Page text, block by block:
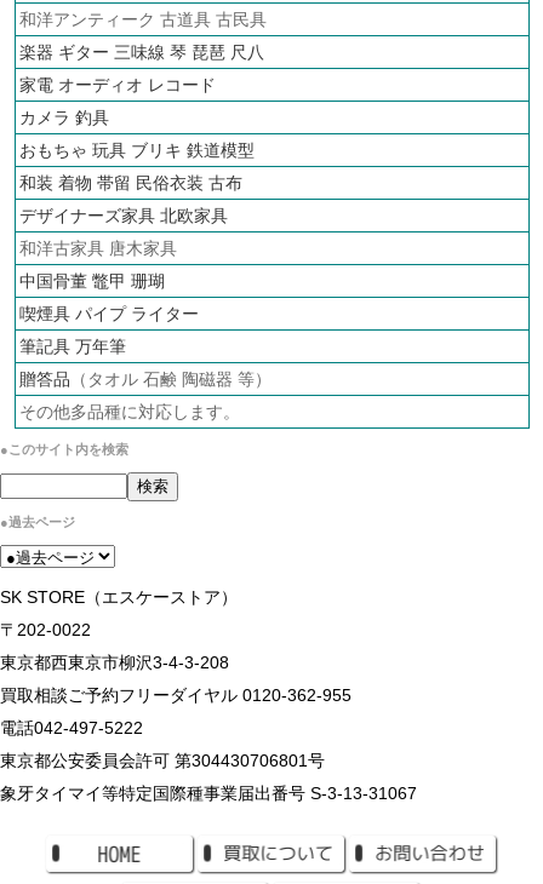
和洋アンティーク 古道具 古民具
楽器 ギター 三味線 琴 琵琶 尺八
家電 オーディオ レコード
カメラ 釣具
おもちゃ 玩具 ブリキ 鉄道模型
和装 着物 帯留 民俗衣装 古布
デザイナーズ家具 北欧家具
和洋古家具 唐木家具
中国骨董 鼈甲 珊瑚
喫煙具 パイプ ライター
筆記具 万年筆
贈答品 （タオル 石鹸 陶磁器 等）
その他多品種に対応します。
●このサイト内を検索
●過去ページ
SK STORE（エスケーストア）
〒202-0022
東京都西東京市柳沢3-4-3-208
買取相談ご予約フリーダイヤル 0120-362-955
電話042-497-5222
東京都公安委員会許可 第304430706801号
象牙タイマイ等特定国際種事業届出番号 S-3-13-31067